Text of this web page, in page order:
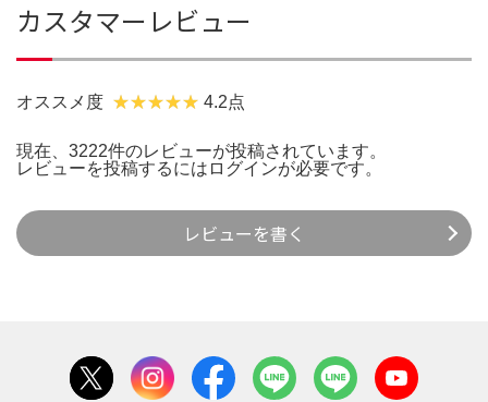
カスタマーレビュー
オススメ度 4.2点
現在、3222件のレビューが投稿されています。
レビューを投稿するには ログインが必要です。
レビューを書く